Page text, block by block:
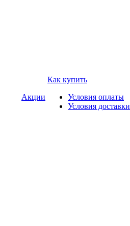
Акции
Как купить
Условия оплаты
Условия доставки